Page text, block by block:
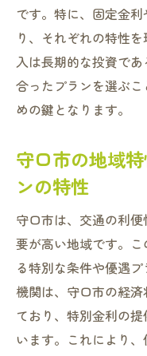
長期的な視
金利変動が与え
リスク
変動金利と
金利上昇が
金利変動に
金融市場の
守口市にお
初めての住宅ロ
ットとその対策
契約前に確
返済計画が
です。特に、固定金
り、それぞれの特性
入は長期的な投資で
合ったプランを選ぶ
めの鍵となります。
守口市の地域
ンの特性
守口市は、交通の利
要が高い地域です。
る特別な条件や優遇
機関は、守口市の経
ており、特別金利の
います。これにより